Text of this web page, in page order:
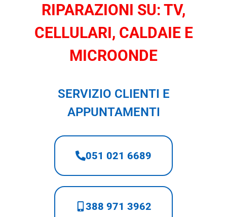
RIPARAZIONI SU: TV,
CELLULARI, CALDAIE E
MICROONDE
SERVIZIO CLIENTI E
APPUNTAMENTI
051 021 6689
388 971 3962